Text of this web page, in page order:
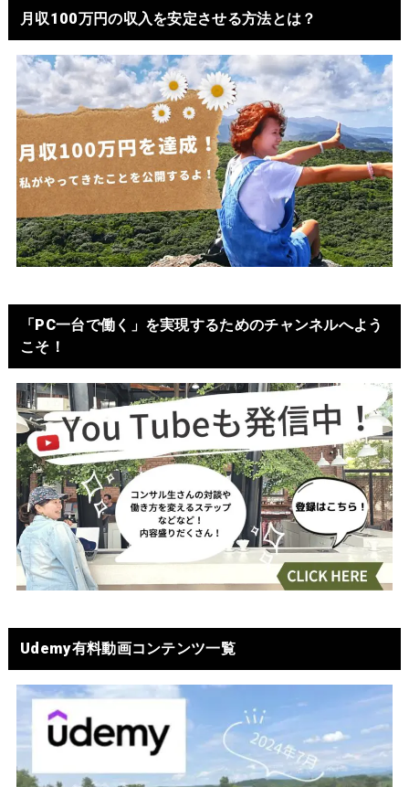
月収100万円の収入を安定させる方法とは？
「PC一台で働く」を実現するためのチャンネルへよう
こそ！
Udemy有料動画コンテンツ一覧